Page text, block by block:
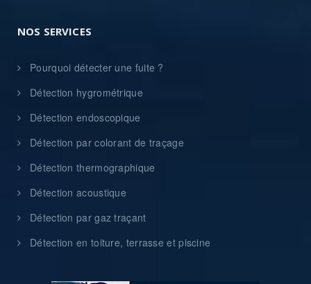
NOS SERVICES
Pourquoi détecter une fuite ?
Détection hygrométrique
Détection endoscopique
Détection par colorant de traçage
Détection thermographique
Détection acoustique
Détection par gaz traçant
Détection en toiture, terrasse et piscine